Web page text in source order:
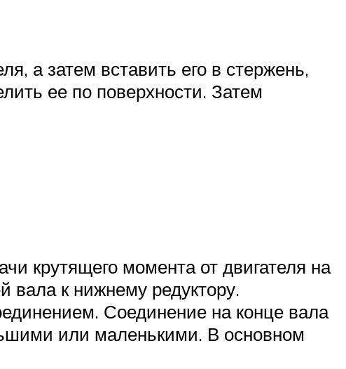
а затем вставить его в стержень,
ее по поверхности. Затем
крутящего момента от двигателя на
вала к нижнему редуктору.
Соединение на конце вала
или маленькими. В основном